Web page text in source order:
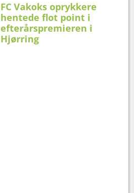
FC Vakoks oprykkere
hentede flot point i
efterårspremieren i
Hjørring